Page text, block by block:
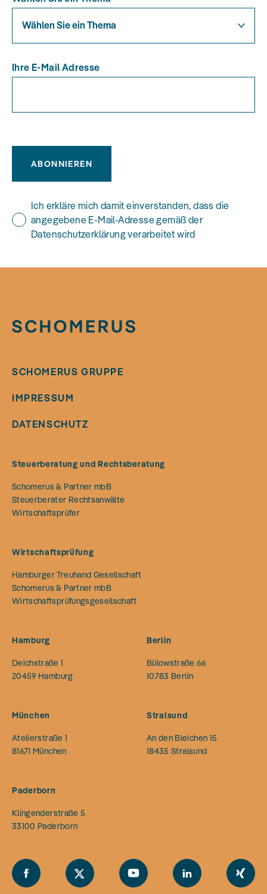
Wählen Sie ein Thema
Ihre E-Mail Adresse
ABONNIEREN
Ich erkläre mich damit einverstanden, dass die
angegebene E-Mail-Adresse gemäß der
Datenschutzerklärung verarbeitet wird
SCHOMERUS GRUPPE
IMPRESSUM
DATENSCHUTZ
Steuerberatung und Rechtsberatung
Schomerus & Partner mbB
Steuerberater Rechtsanwälte
Wirtschaftsprüfer
Wirtschaftsprüfung
Hamburger Treuhand Gesellschaft
Schomerus & Partner mbB
Wirtschaftsprüfungsgesellschaft
Hamburg
Deichstraße 1
20459 Hamburg
Berlin
Bülowstraße 66
10783 Berlin
München
Atelierstraße 1
81671 München
Stralsund
An den Bleichen 15
18435 Stralsund
Paderborn
Klingenderstraße 5
33100 Paderborn